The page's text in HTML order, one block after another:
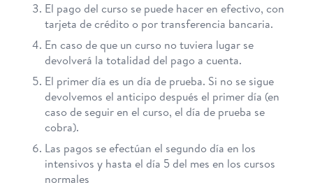
El pago del curso se puede hacer en efectivo, con
tarjeta de crédito o por transferencia bancaria.
En caso de que un curso no tuviera lugar se
devolverá la totalidad del pago a cuenta.
El primer día es un día de prueba. Si no se sigue
devolvemos el anticipo después el primer día (en
caso de seguir en el curso, el día de prueba se
cobra).
Las pagos se efectúan el segundo día en los
intensivos y hasta el día 5 del mes en los cursos
normales